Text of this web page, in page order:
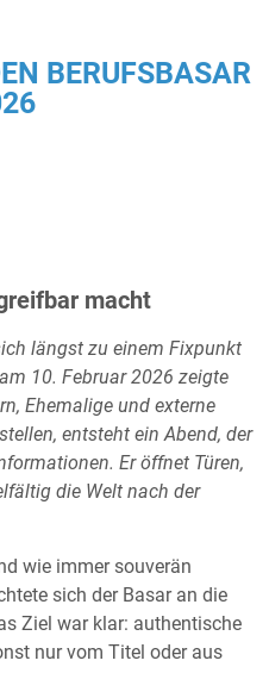
BERUFSBASAR
macht
längst zu einem Fixpunkt
10. Februar 2026 zeigte
Ehemalige und externe
entsteht ein Abend, der
Er öffnet Türen,
die Welt nach der
wie immer souverän
sich der Basar an die
Ziel war klar: authentische
nur vom Titel oder aus